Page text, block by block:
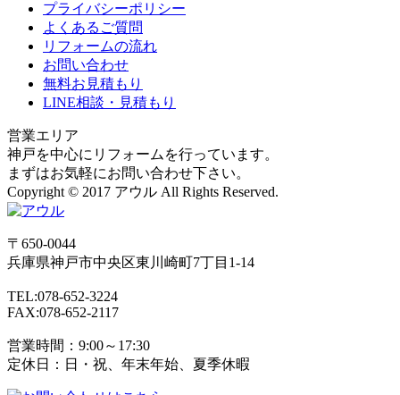
プライバシーポリシー
よくあるご質問
リフォームの流れ
お問い合わせ
無料お見積もり
LINE相談・見積もり
営業エリア
神戸を中心にリフォームを行っています。
まずはお気軽にお問い合わせ下さい。
Copyright © 2017 アウル All Rights Reserved.
〒650-0044
兵庫県神戸市中央区東川崎町7丁目1-14
TEL:078-652-3224
FAX:078-652-2117
営業時間：9:00～17:30
定休日：日・祝、年末年始、夏季休暇